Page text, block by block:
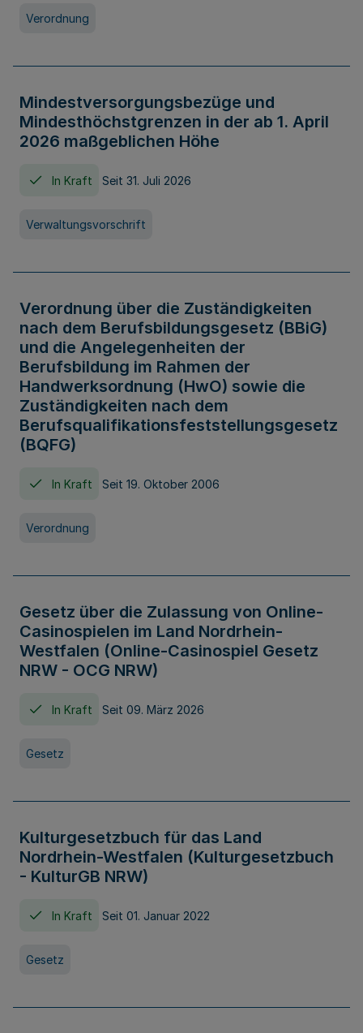
Verordnung
Mindestversorgungsbezüge und
Mindesthöchstgrenzen in der ab 1. April
2026 maßgeblichen Höhe
In Kraft Seit 31. Juli 2026
Verwaltungsvorschrift
Verordnung über die Zuständigkeiten
nach dem Berufsbildungsgesetz (BBiG)
und die Angelegenheiten der
Berufsbildung im Rahmen der
Handwerksordnung (HwO) sowie die
Zuständigkeiten nach dem
Berufsqualifikationsfeststellungsgesetz
(BQFG)
In Kraft Seit 19. Oktober 2006
Verordnung
Gesetz über die Zulassung von Online-
Casinospielen im Land Nordrhein-
Westfalen (Online-Casinospiel Gesetz
NRW - OCG NRW)
In Kraft Seit 09. März 2026
Gesetz
Kulturgesetzbuch für das Land
Nordrhein-Westfalen (Kulturgesetzbuch
- KulturGB NRW)
In Kraft Seit 01. Januar 2022
Gesetz